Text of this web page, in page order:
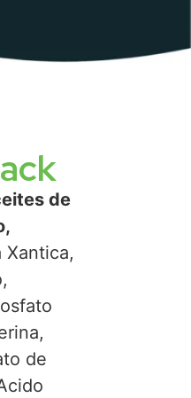
de
Xantica,
de